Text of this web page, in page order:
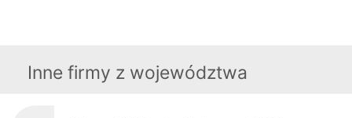
Inne firmy z województwa